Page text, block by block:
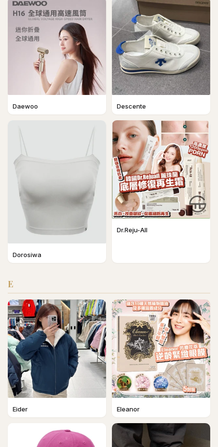
Daewoo Descente
Dorosiwa
Dr.Reju-All
E
Eider Eleanor